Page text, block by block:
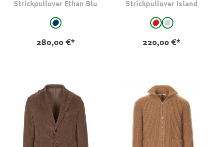
Strickpullover Ethan Blu
auswählen
marine
280,00 €*
Strickpullover Island
auswählen
dunkles rot
Grau
220,00 €*